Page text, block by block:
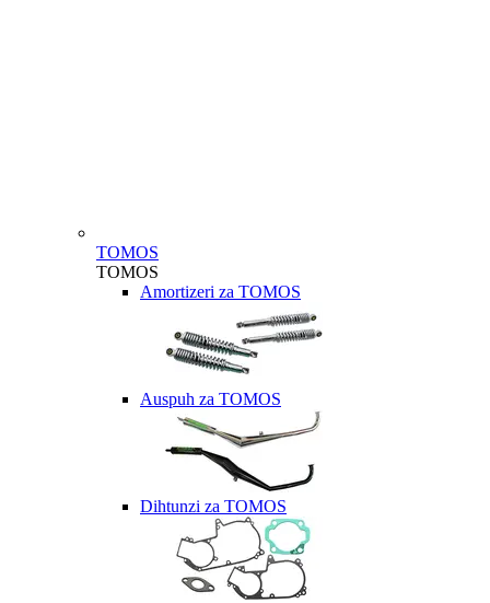
TOMOS
TOMOS
Amortizeri za TOMOS
Auspuh za TOMOS
Dihtunzi za TOMOS